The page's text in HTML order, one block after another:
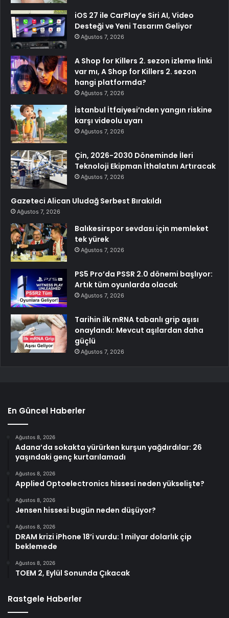
iOS 27 ile CarPlay’e Siri AI, Video
Desteği ve Yeni Tasarım Geliyor
Ağustos 7, 2026
A Shop for Killers 2. sezon izleme linki
var mı, A Shop for Killers 2. sezon
hangi platformda?
Ağustos 7, 2026
İstanbul İtfaiyesi’nden yangın riskine
karşı videolu uyarı
Ağustos 7, 2026
Çin, 2026-2030 Döneminde İleri
Teknoloji Ekipman İthalatını Artıracak
Ağustos 7, 2026
Gazeteci Alican Uludağ Serbest Bırakıldı
Ağustos 7, 2026
Balıkesirspor sevdası için memleket
tek yürek
Ağustos 7, 2026
PS5 Pro’da PSSR 2.0 dönemi başlıyor:
Artık tüm oyunlarda olacak
Ağustos 7, 2026
Tarihin ilk mRNA tabanlı grip aşısı
onaylandı: Mevcut aşılardan daha
güçlü
Ağustos 7, 2026
En Güncel Haberler
Ağustos 8, 2026
Adana’da sokakta yürürken kurşun yağdırdılar: 26
yaşındaki genç kurtarılamadı
Ağustos 8, 2026
Applied Optoelectronics hissesi neden yükselişte?
Ağustos 8, 2026
Jensen hissesi bugün neden düşüyor?
Ağustos 8, 2026
DRAM krizi iPhone 18’i vurdu: 1 milyar dolarlık çip
beklemede
Ağustos 8, 2026
TOEM 2, Eylül Sonunda Çıkacak
Rastgele Haberler